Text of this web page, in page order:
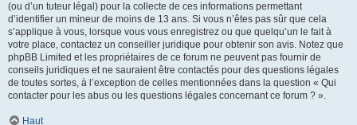
(ou d’un tuteur légal) pour la collecte de ces informations permettant
d’identifier un mineur de moins de 13 ans. Si vous n’êtes pas sûr que cela
s’applique à vous, lorsque vous vous enregistrez ou que quelqu’un le fait à
votre place, contactez un conseiller juridique pour obtenir son avis. Notez que
phpBB Limited et les propriétaires de ce forum ne peuvent pas fournir de
conseils juridiques et ne sauraient être contactés pour des questions légales
de toutes sortes, à l’exception de celles mentionnées dans la question « Qui
contacter pour les abus ou les questions légales concernant ce forum ? ».
Haut